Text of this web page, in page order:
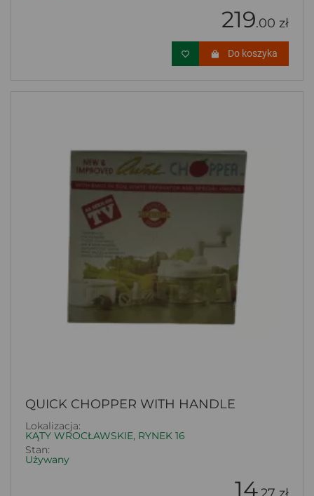
219.00 zł
Do koszyka
QUICK CHOPPER WITH HANDLE
Lokalizacja:
KĄTY WROCŁAWSKIE, RYNEK 16
Stan:
Używany
14